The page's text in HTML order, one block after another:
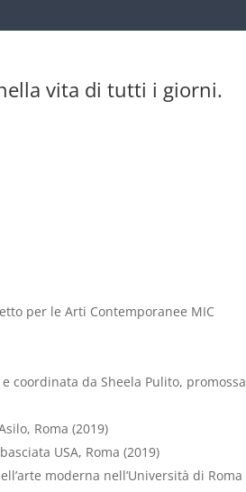
vita di tutti i giorni.
per le Arti Contemporanee MIC
coordinata da Sheela Pulito, promossa
Roma (2019)
USA, Roma (2019)
moderna nell’Università di Roma